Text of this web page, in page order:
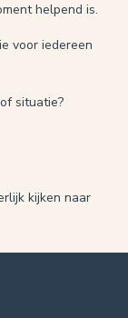
helpend is.
voor iedereen
situatie?
kijken naar